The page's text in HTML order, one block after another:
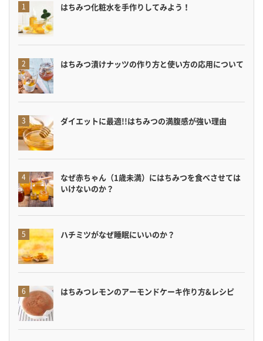
はちみつ化粧水を手作りしてみよう！
はちみつ漬けナッツの作り方と使い方の応用について
ダイエットに最適!!はちみつの満腹感が強い理由
なぜ赤ちゃん（1歳未満）にはちみつを食べさせては
いけないのか？
ハチミツがなぜ睡眠にいいのか？
はちみつレモンのアーモンドケーキ作り方&レシピ